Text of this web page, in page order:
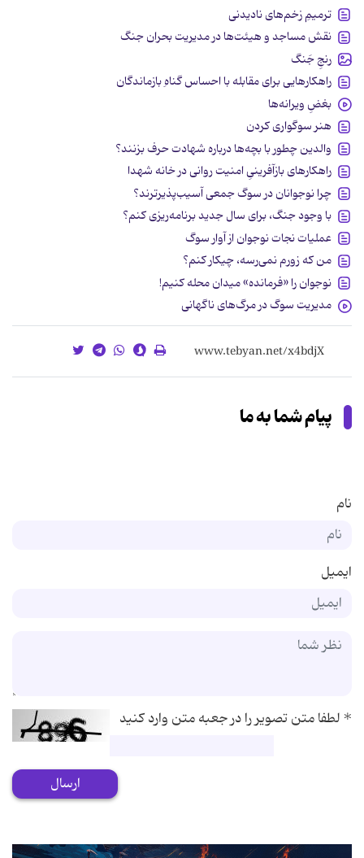
ترمیمِ زخم‌های نادیدنی
نقش مساجد و هیئت‌ها در مدیریت بحران جنگ
رنجِ جَنگ
راهکارهایی برای مقابله با احساس گناهِ بازماندگان
بغضِ ویرانه‌ها
هنر سوگواری کردن
والدین چطور با بچه‌ها درباره شهادت حرف بزنند؟
راهکارهای بازآفرینیِ امنیت روانی در خانه شهدا
چرا نوجوانان در سوگ جمعی آسیب‌پذیرترند؟
با وجود جنگ، برای سال جدید برنامه‌ریزی کنم؟
عملیات نجات نوجوان از آوار سوگ
من که زورم نمی‌رسه، چیکار کنم؟
نوجوان را «فرمانده» میدان محله کنیم!
مدیریت سوگ در مرگ‌های ناگهانی
پیام شما به ما
نام
ایمیل
*لطفا متن تصویر را در جعبه متن وارد کنید
ارسال